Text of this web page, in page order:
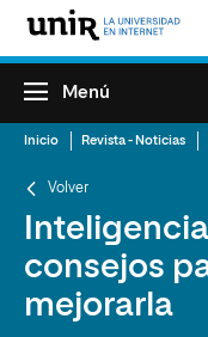
Menú
Inicio Revista - Noticias
Volver
consejos
mejorarla